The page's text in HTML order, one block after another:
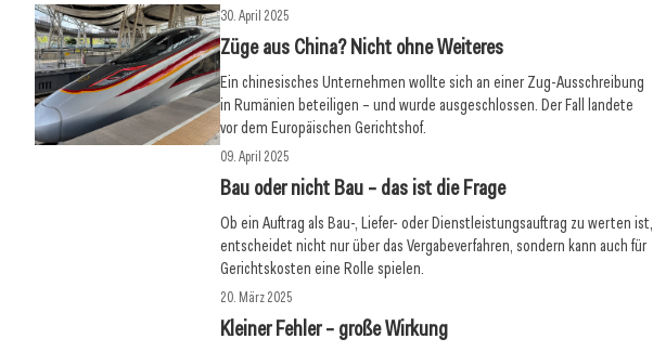
30. April 2025
Züge aus China? Nicht ohne Weiteres
Ein chinesisches Unternehmen wollte sich an einer Zug-Ausschreibung
in Rumänien beteiligen – und wurde ausgeschlossen. Der Fall landete
vor dem Europäischen Gerichtshof.
09. April 2025
Bau oder nicht Bau – das ist die Frage
Ob ein Auftrag als Bau-, Liefer- oder Dienstleistungsauftrag zu werten ist,
entscheidet nicht nur über das Vergabeverfahren, sondern kann auch für
Gerichtskosten eine Rolle spielen.
20. März 2025
Kleiner Fehler – große Wirkung